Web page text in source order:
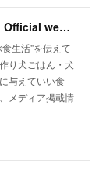
犬ごはん先生いちかわあやこ Official web site
生活"を伝えて
り犬ごはん・犬
与えていい食
メディア掲載情